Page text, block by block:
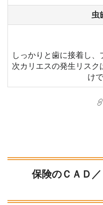
虫
しっかりと歯に接着し
次カリエスの発生リスク
け
保険のＣＡＤ